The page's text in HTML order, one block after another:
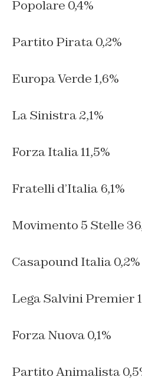
Popolare 0,4%
Partito Pirata 0,2%
Europa Verde 1,6%
La Sinistra 2,1%
Forza Italia 11,5%
Fratelli d’Italia 6,1%
Movimento 5 Stelle
Casapound Italia 0,2%
Lega Salvini Premier
Forza Nuova 0,1%
Partito Animalista